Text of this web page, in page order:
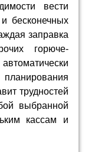
вести
бесконечных
заправка
горюче-
трудностей
выбранной
кассам и